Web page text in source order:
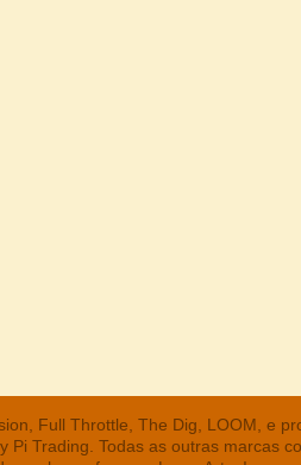
Full Throttle, The Dig, LOOM, e
Pi Trading. Todas as outras marcas